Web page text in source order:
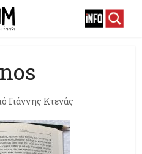
Γιάννης Κτενάς